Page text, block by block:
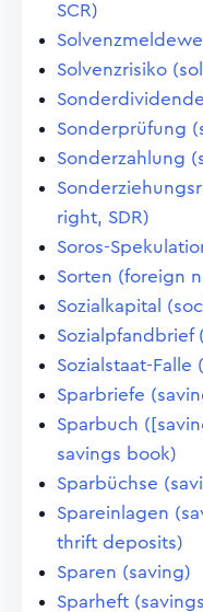
SCR)
Solvenzrisiko
Sonderprüfung
Sonderzahlung
right, SDR)
Soros-
Sorten (foreign
Sozialkapital
Sozialpfandbrief
Sozialstaat-
Sparbriefe
Sparbuch
savings book)
Sparbüchse
Spareinlagen
thrift deposits)
Sparen (saving)
Sparheft